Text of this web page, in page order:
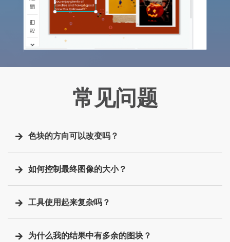
常见问题
色块的方向可以改变吗？
如何控制最终图像的大小？
工具使用起来复杂吗？
为什么我的结果中有多余的图块？